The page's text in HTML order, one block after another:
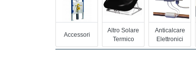
Accessori
Altro Solare
Termico
Anticalcare
Elettronici